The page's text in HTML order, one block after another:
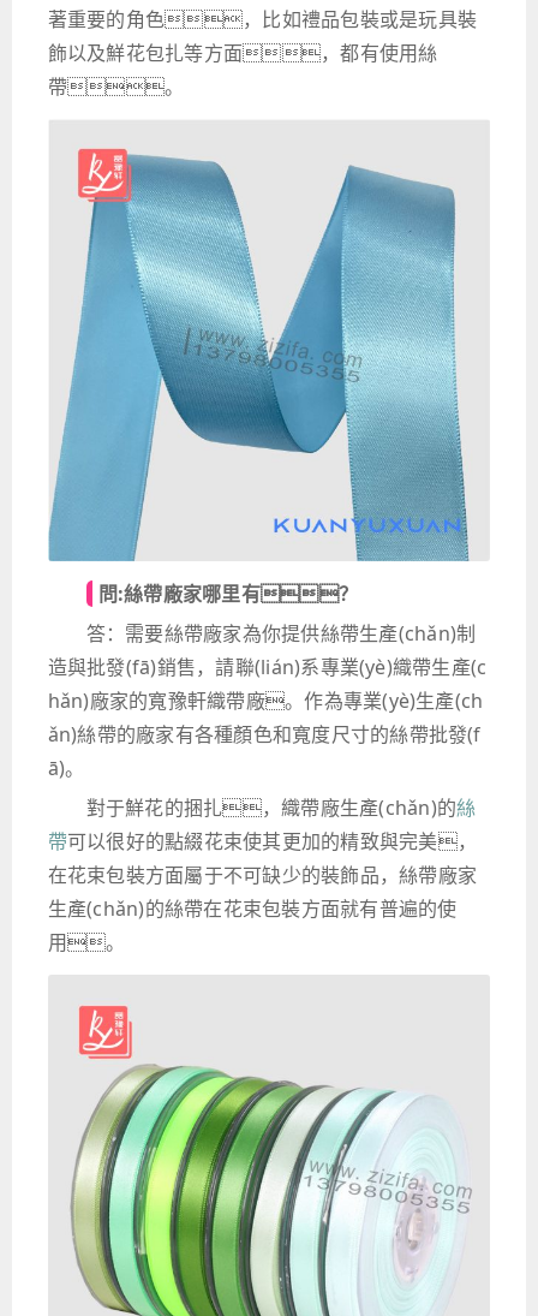
著重要的角色，比如禮品包裝或是玩具裝
飾以及鮮花包扎等方面，都有使用絲
帶。
問:絲帶廠家哪里有？
答：需要絲帶廠家為你提供絲帶生產(chǎn)制
造與批發(fā)銷售，請聯(lián)系專業(yè)織帶生產(c
hǎn)廠家的寬豫軒織帶廠。作為專業(yè)生產(ch
ǎn)絲帶的廠家有各種顏色和寬度尺寸的絲帶批發(f
ā)。
對于鮮花的捆扎，織帶廠生產(chǎn)的絲
帶可以很好的點綴花束使其更加的精致與完美，
在花束包裝方面屬于不可缺少的裝飾品，絲帶廠家
生產(chǎn)的絲帶在花束包裝方面就有普遍的使
用。